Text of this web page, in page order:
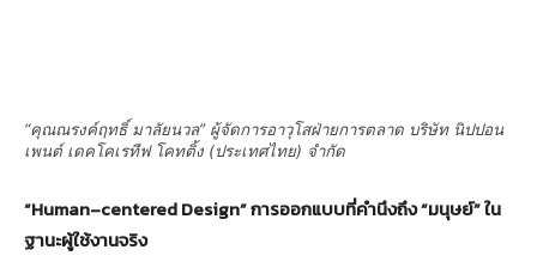
“คุณณรงค์ฤทธิ์ มาลัยนวล” ผู้จัดการอาวุโสฝ่ายการตลาด บริษัท นิปปอน
เพนต์ เดคโคเรทีฟ โคทติ้ง (ประเทศไทย) จำกัด
“Human–centered Design” การออกแบบที่คำนึงถึง “มนุษย์” ใน
ฐานะผู้ใช้งานจริง